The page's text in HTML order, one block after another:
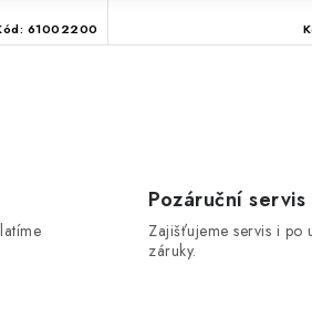
61002200
Pozáruční servis
Zajišťujeme servis i po
záruky.